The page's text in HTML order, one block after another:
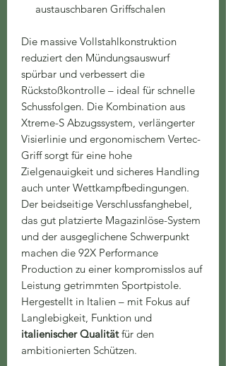
austauschbaren Griffschalen
Die massive Vollstahlkonstruktion
reduziert den Mündungsauswurf
spürbar und verbessert die
Rückstoßkontrolle – ideal für schnelle
Schussfolgen. Die Kombination aus
Xtreme-S Abzugssystem, verlängerter
Visierlinie und ergonomischem Vertec-
Griff sorgt für eine hohe
Zielgenauigkeit und sicheres Handling
auch unter Wettkampfbedingungen.
Der beidseitige Verschlussfanghebel,
das gut platzierte Magazinlöse-System
und der ausgeglichene Schwerpunkt
machen die 92X Performance
Production zu einer kompromisslos auf
Leistung getrimmten Sportpistole.
Hergestellt in Italien – mit Fokus auf
Langlebigkeit, Funktion und
italienischer Qualitätfür den
ambitionierten Schützen.